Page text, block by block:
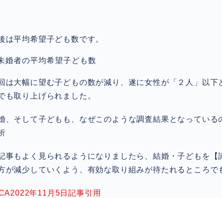
は平均希望子ども数です。
は大幅に望む子どもの数が減り、遂に女性が「２人」以下
も取り上げられました。
、そして子どもも、なぜこのような調査結果となっている
事もよく見られるようになりましたら、結婚・子どもを【
が減少していくよう、有効な取り組みが待たれるところで
年11月5日記事引用